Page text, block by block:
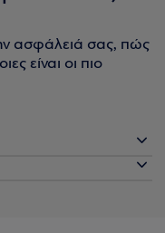
ασφάλειά σας, πώς
είναι οι πιο